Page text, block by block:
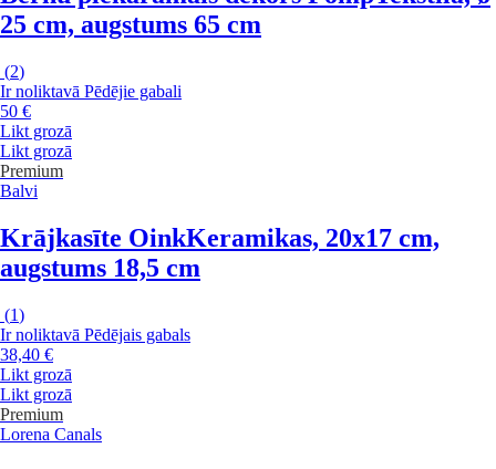
25 cm, augstums 65 cm
(2)
Ir noliktavā Pēdējie gabali
50 €
Likt grozā
Likt grozā
Premium
Balvi
Krājkasīte OinkKeramikas, 20x17 cm,
augstums 18,5 cm
(1)
Ir noliktavā Pēdējais gabals
38,40 €
Likt grozā
Likt grozā
Premium
Lorena Canals